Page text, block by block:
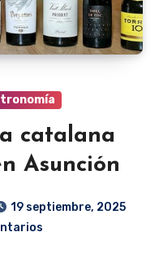
catalana
Asunción
19 septiembre, 2025